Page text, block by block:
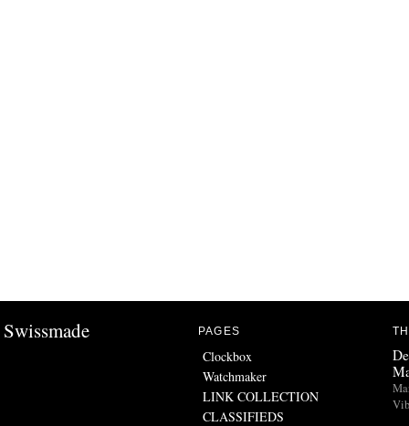
Swissmade PAGES
Clockbox
Watchmaker
LINK COLLECTION
CLASSIFIEDS